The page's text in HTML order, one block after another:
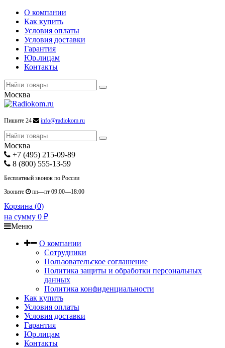
О компании
Как купить
Условия оплаты
Условия доставки
Гарантия
Юр.лицам
Контакты
Москва
Пишите 24 info@radiokom.ru
Москва
+7 (495) 215-09-89
8 (800) 555-13-59
Бесплатный звонок по России
Звоните
пн—пт 09:00—18:00
Корзина (0)
на сумму 0 ₽
Меню
О компании
Сотрудники
Пользовательское соглашение
Политика защиты и обработки персональных
данных
Политика конфиденциальности
Как купить
Условия оплаты
Условия доставки
Гарантия
Юр.лицам
Контакты